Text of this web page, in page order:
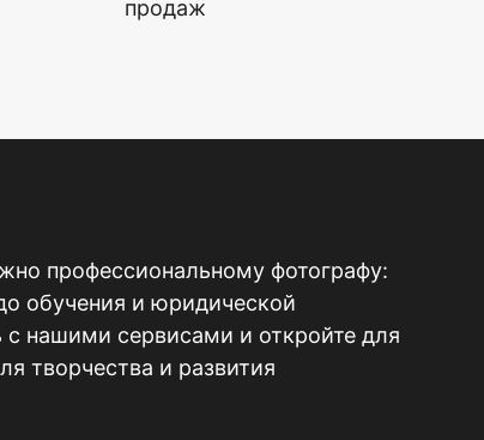
продаж
профессиональному фотографу:
обучения и юридической
нашими сервисами и откройте для
творчества и развития